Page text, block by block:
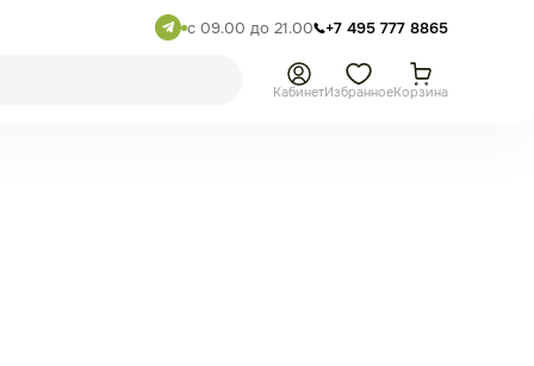
с 09.00 до 21.00 +7 495 777 8865
КабинетИзбранноеКорзина